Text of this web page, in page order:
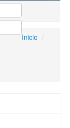
Inicio /